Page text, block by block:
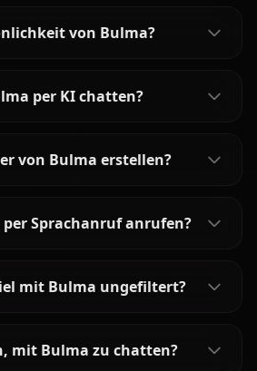
von Bulma?
per KI chatten?
von Bulma erstellen?
Sprachanruf anrufen?
mit Bulma ungefiltert?
mit Bulma zu chatten?